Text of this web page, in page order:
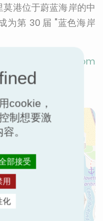
港位于蔚蓝海岸的中
为第 30 届 "蓝色海岸
cookie，
制想要激
。
部接受
用
化